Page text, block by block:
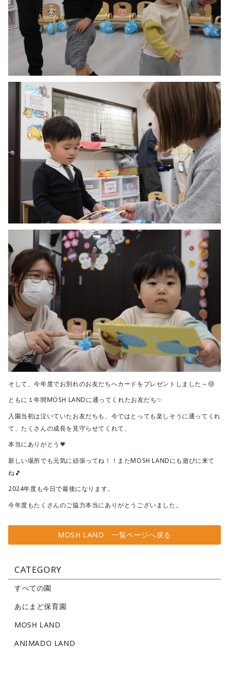
そして、今年度でお別れのお友だちへカードをプレゼントしました～😢
ともに１年間MOSH LANDに通ってくれたお友だち✨
入園当初は泣いていたお友だちも、今ではとっても楽しそうに通ってくれ
て、たくさんの成長を見守らせてくれて、
本当にありがとう💗
新しい場所でも元気に頑張ってね！！またMOSH LANDにも遊びに来て
ね🎵
2024年度も今日で最後になります。
今年度もたくさんのご協力本当にありがとうございました。
MOSH LAND 一覧ページへ戻る
CATEGORY
すべての園
あにまど保育園
MOSH LAND
ANIMADO LAND